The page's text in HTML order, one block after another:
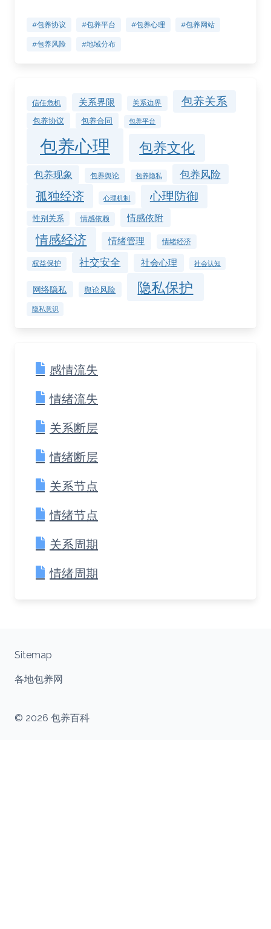
#包养协议 #包养平台 #包养心理 #包养网站
#包养风险 #地域分布
信任危机 关系界限 关系边界 包养关系
包养协议 包养合同 包养平台
包养心理 包养文化
包养现象 包养舆论 包养隐私 包养风险
孤独经济 心理机制 心理防御
性别关系 情感依赖 情感依附
情感经济 情绪管理 情绪经济
权益保护 社交安全 社会心理 社会认知
网络隐私 舆论风险 隐私保护
隐私意识
感情流失
情绪流失
关系断层
情绪断层
关系节点
情绪节点
关系周期
情绪周期
© 2026 包养百科
Sitemap
各地包养网